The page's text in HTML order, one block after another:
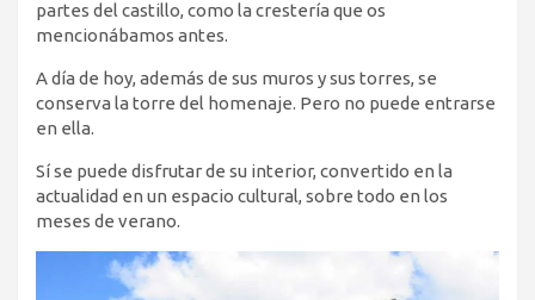
partes del castillo, como la crestería que os
mencionábamos antes.
A día de hoy, además de sus muros y sus torres, se
conserva la torre del homenaje. Pero no puede entrarse
en ella.
Sí se puede disfrutar de su interior, convertido en la
actualidad en un espacio cultural, sobre todo en los
meses de verano.